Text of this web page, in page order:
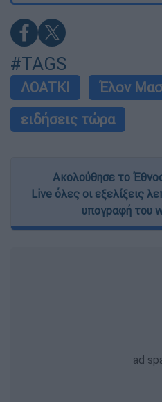
#TAGS
ΛΟΑΤΚΙ
Έλον
ειδήσεις τώρα
Ακολούθησε το
Live όλες οι εξελίξεις
υπογραφή του